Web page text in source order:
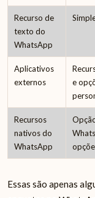
Recurso de
texto do
WhatsApp
Aplicativos
externos
e
Recursos
nativos do
WhatsApp
Essas são apenas